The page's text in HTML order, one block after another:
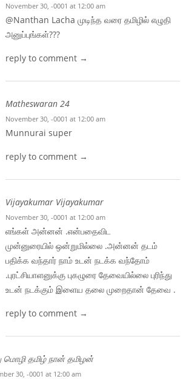
November 30, -0001 at 12:00 am
@Nanthan Lacha முடிந்த வரை தமிழில் எழுதி
அனுப்புங்கள்???
reply to comment →
Matheswaran 24
November 30, -0001 at 12:00 am
Munnurai super
reply to comment →
Vijayakumar Vijayakumar
November 30, -0001 at 12:00 am
எங்கள் அன்னன் .என்பதைவிட
முன்னுரையில் ஒன்றுமில்லை .அன்னன் தடம்
பதிக்க வந்தார் நாம் உடன் நடக்க வந்தோம்
.புரட்சியாளனுக்கு புகழுரை தேவையில்லை புரிந்து
உடன் நடக்கும் இளைய தலை முறைதான் தேவை .
reply to comment →
மொழி தமிழ் நான் தமிழன்
30, -0001 at 12:00 am